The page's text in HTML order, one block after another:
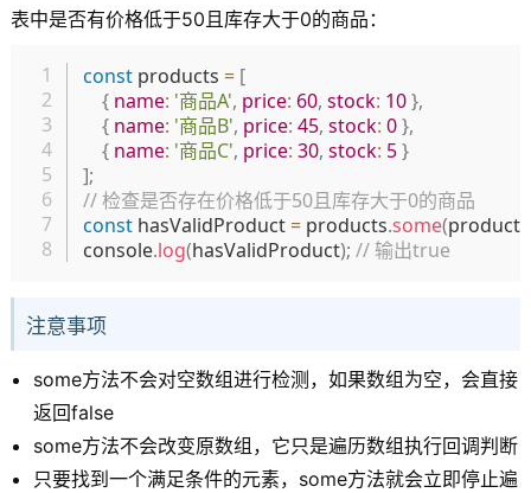
表中是否有价格低于50且库存大于0的商品：
const products = [
{ name: '商品A', price: 60, stock: 10},
{ name: '商品B', price: 45, stock: 0},
{ name: '商品C', price: 30, stock: 5}
];
// 检查是否存在价格低于50且库存大于0的商品
const hasValidProduct = products.some(product
console.log(hasValidProduct); // 输出true
注意事项
some方法不会对空数组进行检测，如果数组为空，会直接
返回false
some方法不会改变原数组，它只是遍历数组执行回调判断
只要找到一个满足条件的元素，some方法就会立即停止遍